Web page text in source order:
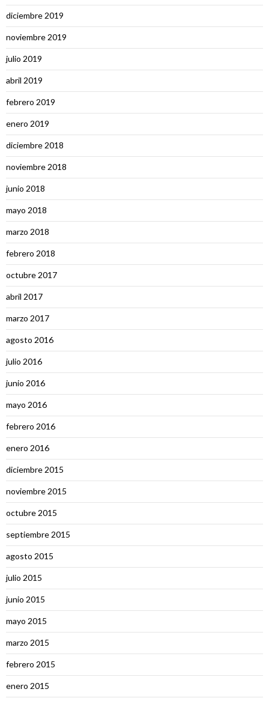
diciembre 2019
noviembre 2019
julio 2019
abril 2019
febrero 2019
enero 2019
diciembre 2018
noviembre 2018
junio 2018
mayo 2018
marzo 2018
febrero 2018
octubre 2017
abril 2017
marzo 2017
agosto 2016
julio 2016
junio 2016
mayo 2016
febrero 2016
enero 2016
diciembre 2015
noviembre 2015
octubre 2015
septiembre 2015
agosto 2015
julio 2015
junio 2015
mayo 2015
marzo 2015
febrero 2015
enero 2015